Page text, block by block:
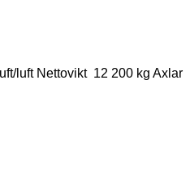
luft/luft Nettovikt 12 200 kg Axlar